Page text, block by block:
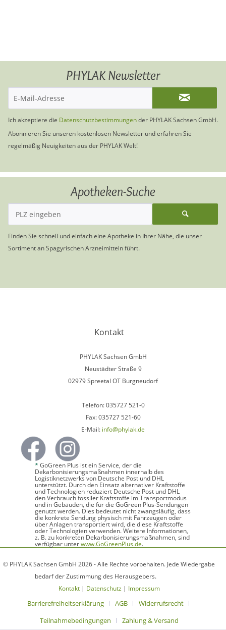
PHYLAK Newsletter
Ich akzeptiere die Datenschutzbestimmungender PHYLAK Sachsen GmbH.
Abonnieren Sie unseren kostenlosen Newsletter und erfahren Sie
regelmäßig Neuigkeiten aus der PHYLAK Welt!
Apotheken-Suche
Finden Sie schnell und einfach eine Apotheke in Ihrer Nähe, die unser
Sortiment an Spagyrischen Arzneimitteln führt.
Kontakt
PHYLAK Sachsen GmbH
Neustädter Straße 9
02979 Spreetal OT Burgneudorf
Telefon: 035727 521-0
Fax: 035727 521-60
E-Mail: info@phylak.de
* GoGreen Plus ist ein Service, der die
Dekarbonisierungsmaßnahmen innerhalb des
Logistiknetzwerks von Deutsche Post und DHL
unterstützt. Durch den Einsatz alternativer Kraftstoffe
und Technologien reduziert Deutsche Post und DHL
den Verbrauch fossiler Kraftstoffe im Transportmodus
und in Gebäuden, die für die GoGreen Plus-Sendungen
genutzt werden. Dies bedeutet nicht zwangsläufig, dass
die konkrete Sendung physisch mit Fahrzeugen oder
über Anlagen transportiert wird, die diese Kraftstoffe
oder Technologien verwenden. Weitere Informationen,
z. B. zu konkreten Dekarbonisierungsmaßnahmen, sind
verfügbar unterwww.GoGreenPlus.de.
© PHYLAK Sachsen GmbH 2026 - Alle Rechte vorbehalten. Jede Wiedergabe
bedarf der Zustimmung des Herausgebers.
Kontakt| Datenschutz| Impressum
Barrierefreiheitserklärung AGB
Widerrufsrecht
Teilnahmebedingungen
Zahlung & Versand